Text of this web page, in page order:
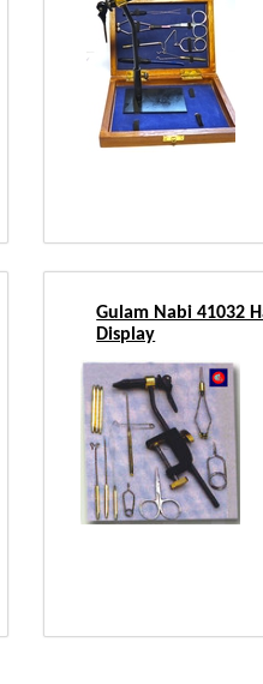
Gulam Nabi 41032
Display